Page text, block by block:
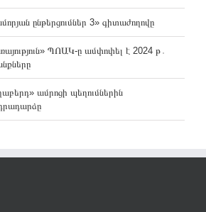
ընթերցումներ 3» գիտաժողովը
ՊՈԱԿ-ը ամփոփել է 2024 թ․
ամրոցի պեղումներին